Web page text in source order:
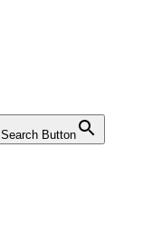
Search Button